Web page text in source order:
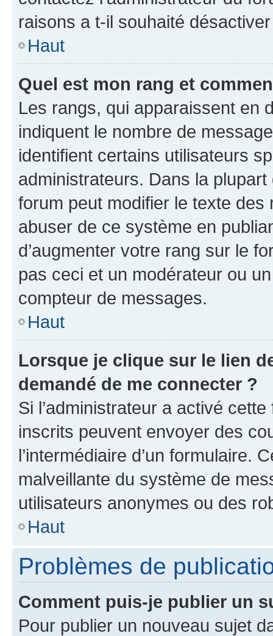
raisons a t-il souhaité
Haut
Quel est mon rang et
Les rangs, qui apparaissent en
indiquent le nombre de
identifient certains utilisateurs
administrateurs. Dans la
forum peut modifier le texte
abuser de ce système en
d’augmenter votre rang sur le
pas ceci et un modérateur ou
compteur de messages.
Haut
Lorsque je clique sur le lien
demandé de me connecter ?
Si l’administrateur a activé
inscrits peuvent envoyer des
l’intermédiaire d’un formulaire.
malveillante du système de
utilisateurs anonymes ou des
Haut
Problèmes de
Comment puis-je publier un
Pour publier un nouveau sujet